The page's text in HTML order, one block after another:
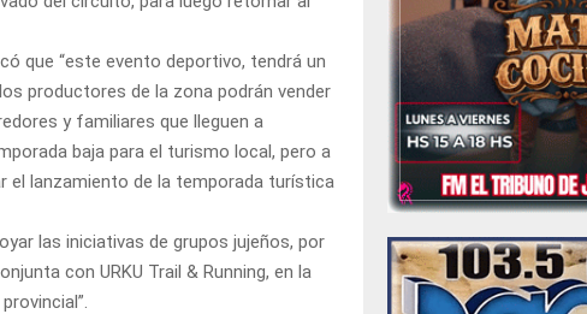
que “este evento deportivo, tendrá un
productores de la zona podrán vender
y familiares que lleguen a
baja para el turismo local, pero a
el lanzamiento de la temporada turística
las iniciativas de grupos jujeños, por
con URKU Trail & Running, en la